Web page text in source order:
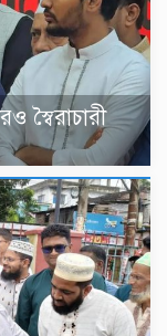
স্বৈরাচারী